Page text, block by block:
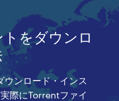
をダウンロ
ンロード・インス
際にTorrentファイ